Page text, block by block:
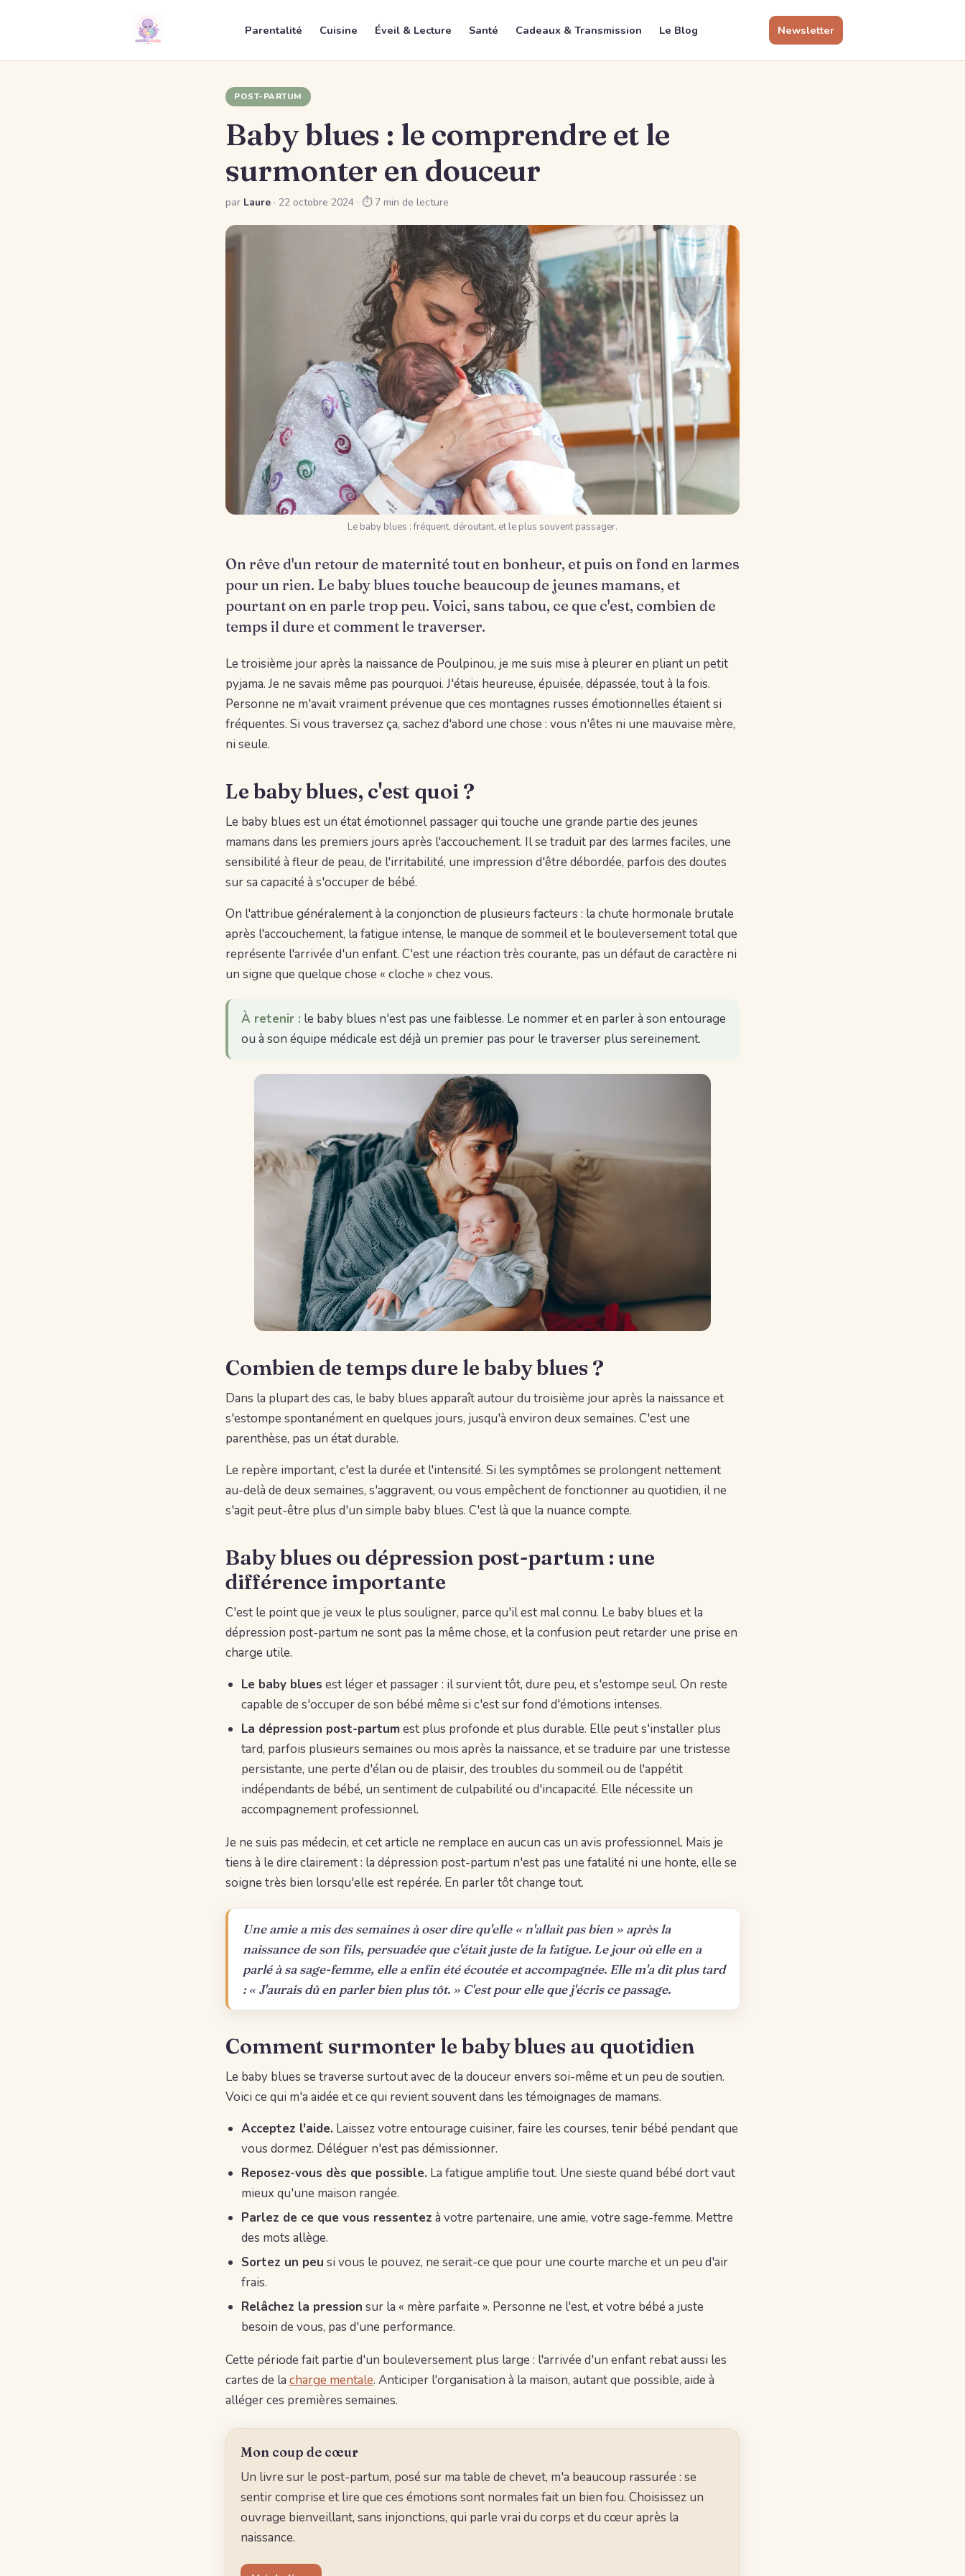
Parentalité Cuisine Éveil & Lecture Santé Cadeaux & Transmission Le Blog Newsletter
POST-PARTUM
Baby blues : le comprendre et le
surmonter en douceur
par Laure · 22 octobre 2024 · ⏱ 7 min de lecture
Le baby blues : fréquent, déroutant, et le plus souvent passager.
On rêve d'un retour de maternité tout en bonheur, et puis on fond en larmes
pour un rien. Le baby blues touche beaucoup de jeunes mamans, et
pourtant on en parle trop peu. Voici, sans tabou, ce que c'est, combien de
temps il dure et comment le traverser.
Le troisième jour après la naissance de Poulpinou, je me suis mise à pleurer en pliant un petit
pyjama. Je ne savais même pas pourquoi. J'étais heureuse, épuisée, dépassée, tout à la fois.
Personne ne m'avait vraiment prévenue que ces montagnes russes émotionnelles étaient si
fréquentes. Si vous traversez ça, sachez d'abord une chose : vous n'êtes ni une mauvaise mère,
ni seule.
Le baby blues, c'est quoi ?
Le baby blues est un état émotionnel passager qui touche une grande partie des jeunes
mamans dans les premiers jours après l'accouchement. Il se traduit par des larmes faciles, une
sensibilité à fleur de peau, de l'irritabilité, une impression d'être débordée, parfois des doutes
sur sa capacité à s'occuper de bébé.
On l'attribue généralement à la conjonction de plusieurs facteurs : la chute hormonale brutale
après l'accouchement, la fatigue intense, le manque de sommeil et le bouleversement total que
représente l'arrivée d'un enfant. C'est une réaction très courante, pas un défaut de caractère ni
un signe que quelque chose « cloche » chez vous.
À retenir : le baby blues n'est pas une faiblesse. Le nommer et en parler à son entourage
ou à son équipe médicale est déjà un premier pas pour le traverser plus sereinement.
Combien de temps dure le baby blues ?
Dans la plupart des cas, le baby blues apparaît autour du troisième jour après la naissance et
s'estompe spontanément en quelques jours, jusqu'à environ deux semaines. C'est une
parenthèse, pas un état durable.
Le repère important, c'est la durée et l'intensité. Si les symptômes se prolongent nettement
au-delà de deux semaines, s'aggravent, ou vous empêchent de fonctionner au quotidien, il ne
s'agit peut-être plus d'un simple baby blues. C'est là que la nuance compte.
Baby blues ou dépression post-partum : une
différence importante
C'est le point que je veux le plus souligner, parce qu'il est mal connu. Le baby blues et la
dépression post-partum ne sont pas la même chose, et la confusion peut retarder une prise en
charge utile.
Le baby blues est léger et passager : il survient tôt, dure peu, et s'estompe seul. On reste
capable de s'occuper de son bébé même si c'est sur fond d'émotions intenses.
La dépression post-partumest plus profonde et plus durable. Elle peut s'installer plus
tard, parfois plusieurs semaines ou mois après la naissance, et se traduire par une tristesse
persistante, une perte d'élan ou de plaisir, des troubles du sommeil ou de l'appétit
indépendants de bébé, un sentiment de culpabilité ou d'incapacité. Elle nécessite un
accompagnement professionnel.
Je ne suis pas médecin, et cet article ne remplace en aucun cas un avis professionnel. Mais je
tiens à le dire clairement : la dépression post-partum n'est pas une fatalité ni une honte, elle se
soigne très bien lorsqu'elle est repérée. En parler tôt change tout.
Une amie a mis des semaines à oser dire qu'elle « n'allait pas bien » après la
naissance de son fils, persuadée que c'était juste de la fatigue. Le jour où elle en a
parlé à sa sage-femme, elle a enfin été écoutée et accompagnée. Elle m'a dit plus tard
: « J'aurais dû en parler bien plus tôt. » C'est pour elle que j'écris ce passage.
Comment surmonter le baby blues au quotidien
Le baby blues se traverse surtout avec de la douceur envers soi-même et un peu de soutien.
Voici ce qui m'a aidée et ce qui revient souvent dans les témoignages de mamans.
Acceptez l'aide. Laissez votre entourage cuisiner, faire les courses, tenir bébé pendant que
vous dormez. Déléguer n'est pas démissionner.
Reposez-vous dès que possible. La fatigue amplifie tout. Une sieste quand bébé dort vaut
mieux qu'une maison rangée.
Parlez de ce que vous ressentez à votre partenaire, une amie, votre sage-femme. Mettre
des mots allège.
Sortez un peu si vous le pouvez, ne serait-ce que pour une courte marche et un peu d'air
frais.
Relâchez la pression sur la « mère parfaite ». Personne ne l'est, et votre bébé a juste
besoin de vous, pas d'une performance.
Cette période fait partie d'un bouleversement plus large : l'arrivée d'un enfant rebat aussi les
cartes de la charge mentale. Anticiper l'organisation à la maison, autant que possible, aide à
alléger ces premières semaines.
Mon coup de cœur
Un livre sur le post-partum, posé sur ma table de chevet, m'a beaucoup rassurée : se
sentir comprise et lire que ces émotions sont normales fait un bien fou. Choisissez un
ouvrage bienveillant, sans injonctions, qui parle vrai du corps et du cœur après la
naissance.